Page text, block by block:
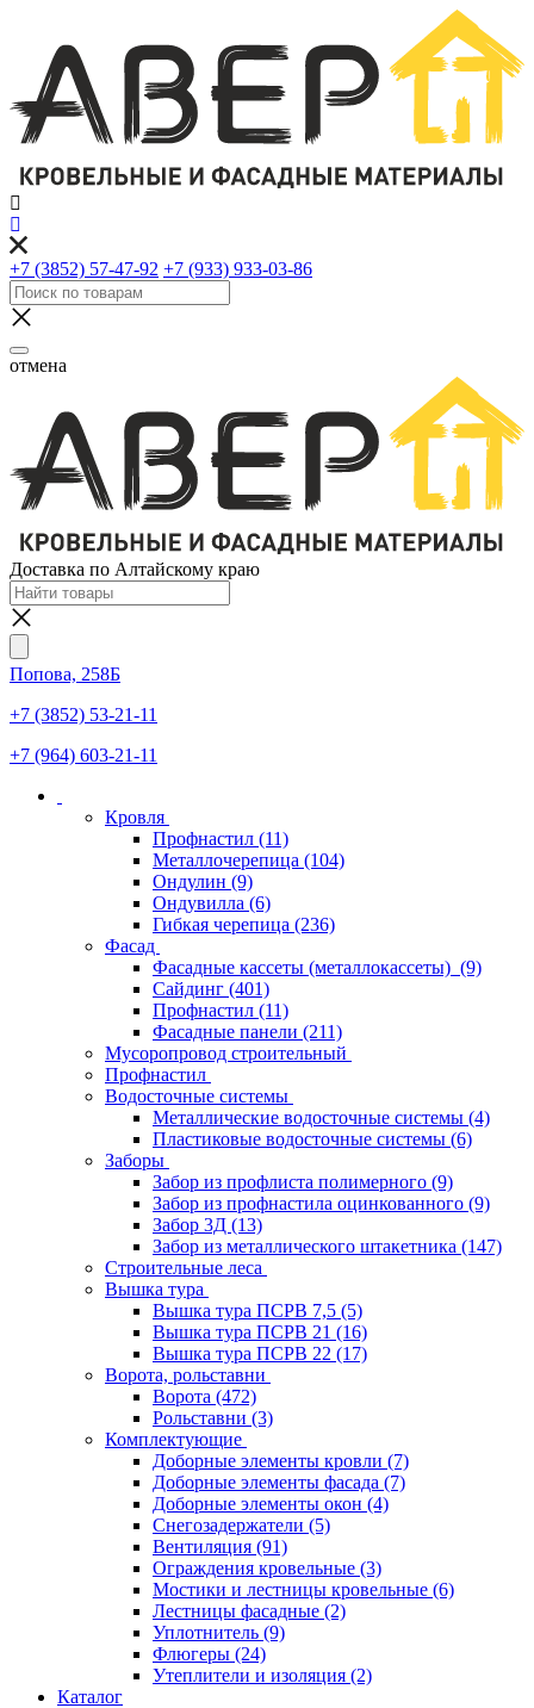
+7 (3852) 57-47-92 +7 (933) 933-03-86
отмена
Доставка по Алтайскому краю
Попова, 258Б
+7 (3852) 53-21-11
+7 (964) 603-21-11
Кровля
Профнастил (11)
Металлочерепица (104)
Ондулин (9)
Ондувилла (6)
Гибкая черепица (236)
Фасад
Фасадные кассеты (металлокассеты) (9)
Сайдинг (401)
Профнастил (11)
Фасадные панели (211)
Мусоропровод строительный
Профнастил
Водосточные системы
Металлические водосточные системы (4)
Пластиковые водосточные системы (6)
Заборы
Забор из профлиста полимерного (9)
Забор из профнастила оцинкованного (9)
Забор 3Д (13)
Забор из металлического штакетника (147)
Строительные леса
Вышка тура
Вышка тура ПСРВ 7,5 (5)
Вышка тура ПСРВ 21 (16)
Вышка тура ПСРВ 22 (17)
Ворота, рольставни
Ворота (472)
Рольставни (3)
Комплектующие
Доборные элементы кровли (7)
Доборные элементы фасада (7)
Доборные элементы окон (4)
Снегозадержатели (5)
Вентиляция (91)
Ограждения кровельные (3)
Мостики и лестницы кровельные (6)
Лестницы фасадные (2)
Уплотнитель (9)
Флюгеры (24)
Утеплители и изоляция (2)
Каталог